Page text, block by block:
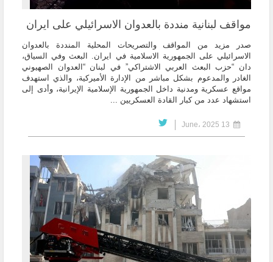
مواقف لبنانية منددة بالعدوان الاسرائيلي على ايران
صدر مزيد من المواقف والتصريحات المحلية المنددة بالعدوان
الاسرائيلي على الجمهورية الاسلامية في ايران. البعث وفي السياق،
دان “حزب البعث العربي الاشتراكي” في لبنان “العدوان الصهيوني
الغادر والمدعوم بشكل مباشر من الإدارة الأميركية، والذي استهدف
مواقع عسكرية ومدنية داخل الجمهورية الإسلامية الإيرانية، وأدى إلى
استشهاد عدد من كبار القادة العسكريين ...